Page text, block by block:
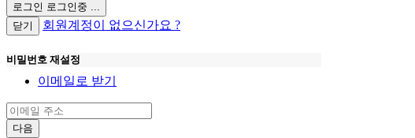
로그인 로그인중 ...
닫기
회원계정이 없으신가요 ?
비밀번호 재설정
이메일로 받기
다음